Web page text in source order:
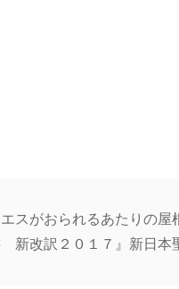
スがおられるあたりの屋
改訳２０１７』新日本